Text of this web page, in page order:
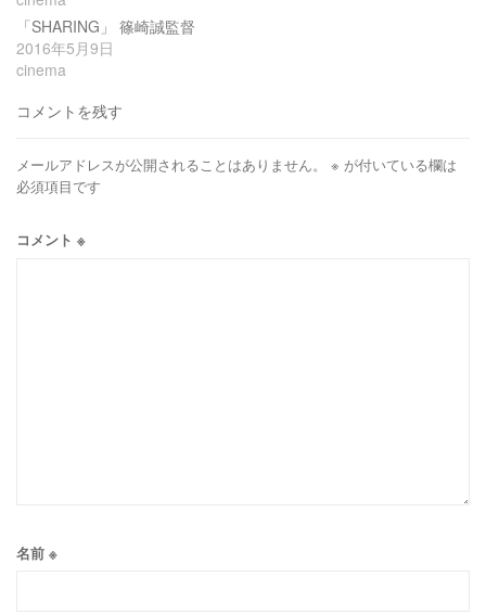
「SHARING」 篠崎誠監督
2016年5月9日
cinema
コメントを残す
メールアドレスが公開されることはありません。 ※ が付いている欄は
必須項目です
コメント ※
名前 ※